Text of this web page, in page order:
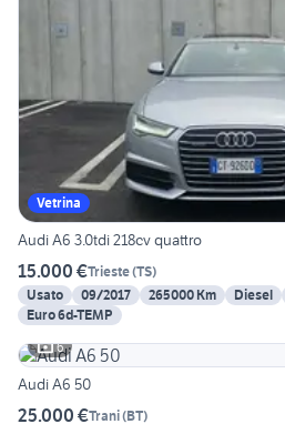
Vetrina
Audi A6 3.0tdi 218cv quattro
15.000 €Trieste(TS)
Usato
09/2017 265000 Km Diesel
Euro 6d-TEMP
6
Audi A6 50
25.000 €Trani(BT)